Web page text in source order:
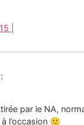
|
par le NA,
l’occasion 🙂